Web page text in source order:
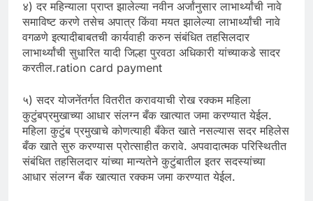
४) दर महिन्याला प्राप्त झालेल्या नवीन अर्जांनुसार लाभार्थ्यांची नावे
समाविष्ट करणे तसेच अपात्र किंवा मयत झालेल्या लाभार्थ्यांची नावे
वगळणे इत्यादीबाबतची कार्यवाही करुन संबंधित तहसिलदार
लाभार्थ्यांची सुधारित यादी जिल्हा पुरवठा अधिकारी यांच्याकडे सादर
करतील.ration card payment
५) सदर योजनेंतर्गत वितरीत करावयाची रोख रक्कम महिला
कुटुंबप्रमुखाच्या आधार संलग्न बँक खात्यात जमा करण्यात येईल.
महिला कुटुंब प्रमुखाचे कोणत्याही बँकेत खाते नसल्यास सदर महिलेस
बँक खाते सुरु करण्यास प्रोत्साहीत करावे. अपवादात्मक परिस्थितीत
संबंधित तहसिलदार यांच्या मान्यतेने कुटुंबातील इतर सदस्यांच्या
आधार संलग्न बँक खात्यात रक्कम जमा करण्यात येईल.